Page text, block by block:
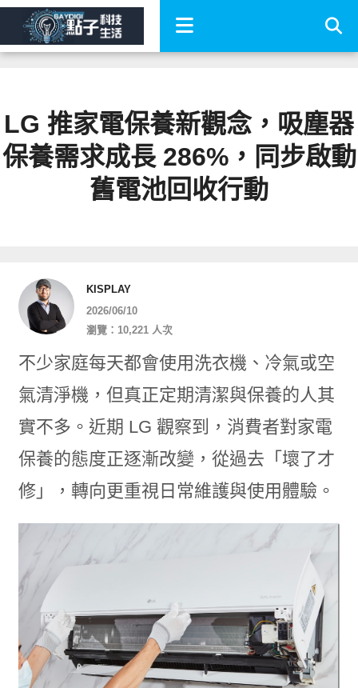
LG 推家電保養新觀念，吸塵器
保養需求成長 286%，同步啟動
舊電池回收行動
KISPLAY
2026/06/10
瀏覽：10,221 人次
不少家庭每天都會使用洗衣機、冷氣或空
氣清淨機，但真正定期清潔與保養的人其
實不多。近期 LG 觀察到，消費者對家電
保養的態度正逐漸改變，從過去「壞了才
修」，轉向更重視日常維護與使用體驗。